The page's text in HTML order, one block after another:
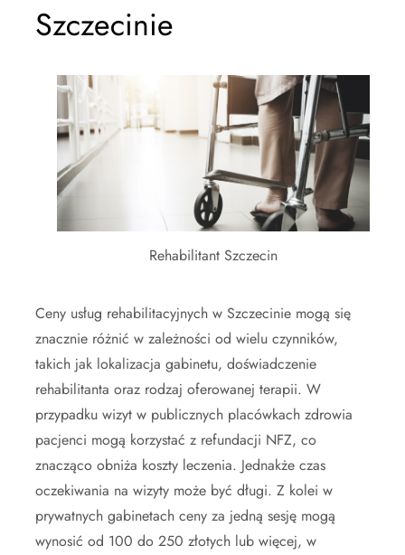
Szczecinie
Rehabilitant Szczecin
Ceny usług rehabilitacyjnych w Szczecinie mogą się
znacznie różnić w zależności od wielu czynników,
takich jak lokalizacja gabinetu, doświadczenie
rehabilitanta oraz rodzaj oferowanej terapii. W
przypadku wizyt w publicznych placówkach zdrowia
pacjenci mogą korzystać z refundacji NFZ, co
znacząco obniża koszty leczenia. Jednakże czas
oczekiwania na wizyty może być długi. Z kolei w
prywatnych gabinetach ceny za jedną sesję mogą
wynosić od 100 do 250 złotych lub więcej, w